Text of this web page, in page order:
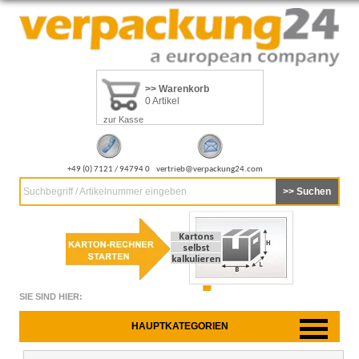
>> Warenkorb
0 Artikel
zur Kasse
+49 (0) 7121 / 94794 0 vertrieb@verpackung24.com
Suchbegriff / Artikelnummer eingeben
SIE SIND HIER:
HAUPTKATEGORIEN